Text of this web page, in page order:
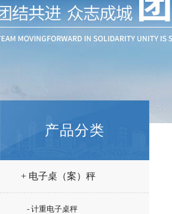
产品分类
+ 电子桌（案）秤
- 计重电子桌秤